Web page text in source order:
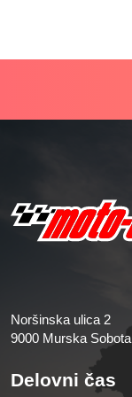
Noršinska ulica 2
9000 Murska Sobota
Delovni čas